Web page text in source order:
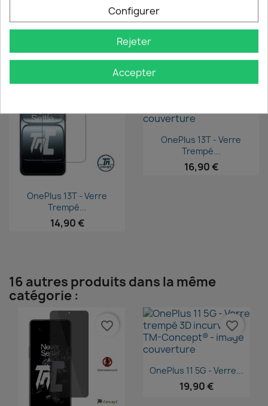
Chaque commande bénéficie d'un contrôle qualité rigoureux
et d'uneGarantie Satisfait ou Remboursé.
VOUS AIMEREZ AUSSI
Aperçu rapide
OnePlus 13T - Verre
Trempé...
14,90 €
favorite_border
Aperçu rapide
OnePlus 13T - Verre
Trempé...
16,90 €
favorite_border
16 autres produits dans la même
catégorie :
favorite_border
Aperçu rapide
OnePlus 11 5G - Verre...
19,90 €
favorite_border
Configurer
Rejeter
Accepter